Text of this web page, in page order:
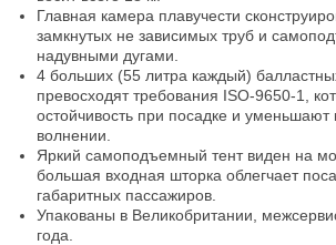
Главная камера плавучести
замкнутых не зависимых труб и
надувными дугами.
4 больших (55 литра каждый)
превосходят требования ISO-9650-1,
остойчивость при посадке и уменьшают
волнении.
Яркий самоподъемный тент виден на
большая входная шторка облегчает
габаритных пассажиров.
Упакованы в Великобритании,
года.